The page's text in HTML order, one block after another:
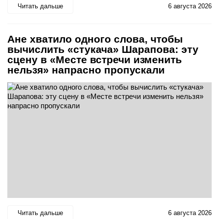
Читать дальше 6 августа 2026
Ане хватило одного слова, чтобы
вычислить «стукача» Шарапова: эту
сцену в «Месте встречи изменить
нельзя» напрасно пропускали
Читать дальше 6 августа 2026